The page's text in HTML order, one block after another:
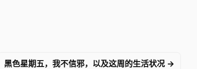
黑色星期五，我不信邪，以及这周的生活状况 →